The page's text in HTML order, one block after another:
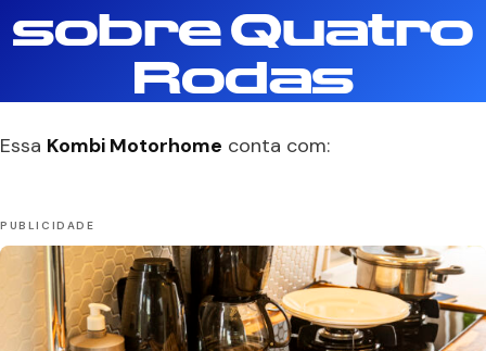
sobre Quatro
Rodas
Essa Kombi Motorhome conta com: